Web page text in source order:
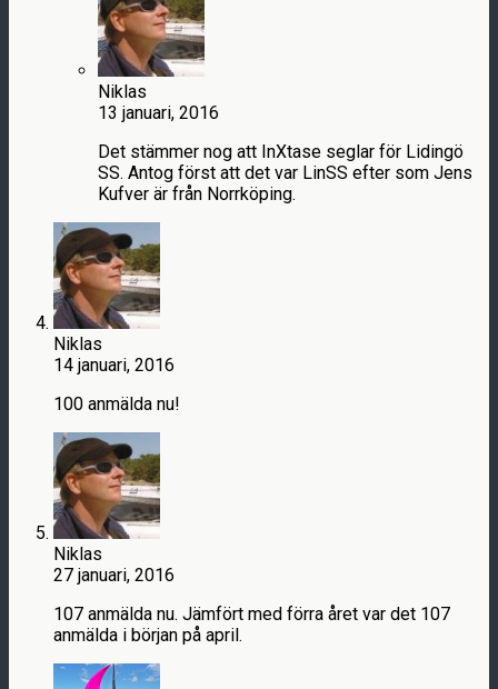
Niklas
13 januari, 2016
Det stämmer nog att InXtase seglar för Lidingö
SS. Antog först att det var LinSS efter som Jens
Kufver är från Norrköping.
Niklas
14 januari, 2016
100 anmälda nu!
Niklas
27 januari, 2016
107 anmälda nu. Jämfört med förra året var det 107
anmälda i början på april.